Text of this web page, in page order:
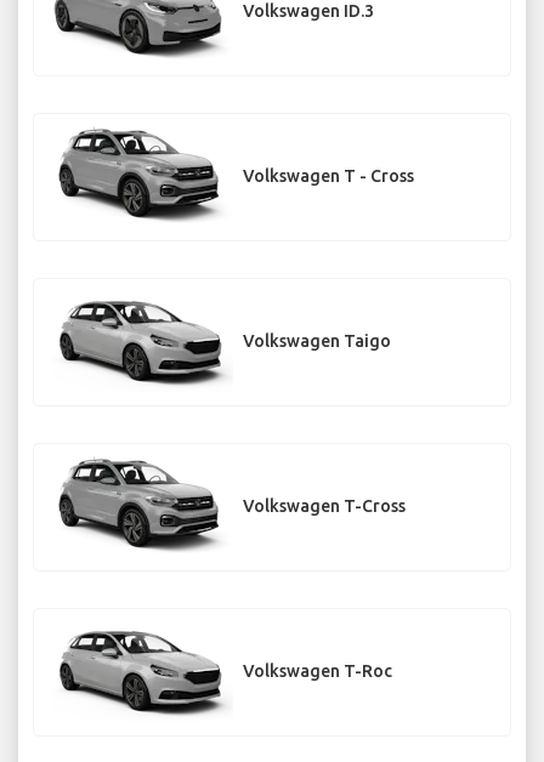
Volkswagen ID.3
Volkswagen T - Cross
Volkswagen Taigo
Volkswagen T-Cross
Volkswagen T-Roc